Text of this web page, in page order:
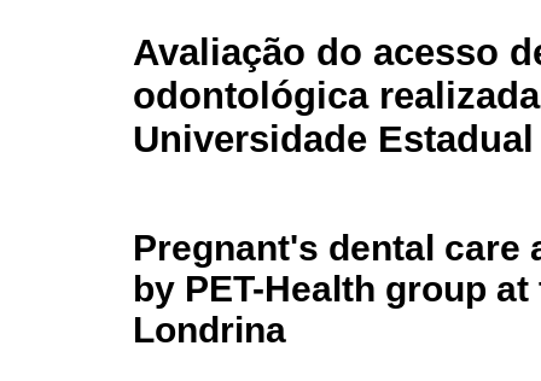
Avaliação do acesso
odontológica
Universidade
Pregnant's dental care
by PET-Health group
Londrina